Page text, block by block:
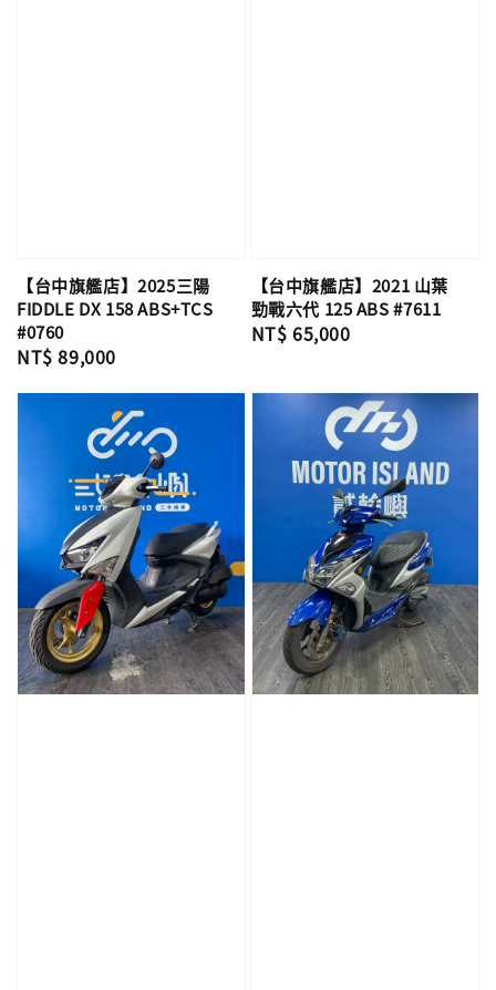
【台中旗艦店】2025三陽
FIDDLE DX 158 ABS+TCS
#0760
Regular
NT$ 89,000
【台中旗艦店】2021 山葉
勁戰六代 125 ABS #7611
Regular
NT$ 65,000